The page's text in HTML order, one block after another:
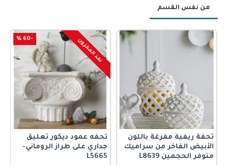
من نفس القسم
تحفة ريفية مفرغة باللون
الأبيض الفاخر من سراميك
متوفر الحجمين L8639
-60 % نفذ المخزون
تحفه عمود ديكور تعليق
جداري على طراز الروماني-
L5665